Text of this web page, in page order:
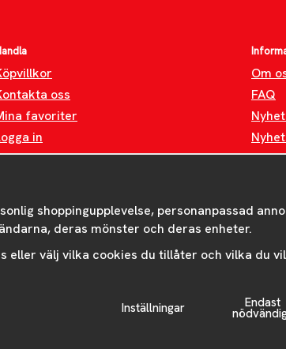
oss
favoriter
in
Om
FAQ
Om
Drift & produktion:
shoppingupplevelse, personanpassad
deras mönster och deras enheter.
eller välj vilka cookies du tillåter och vilka du
Inställningar Endast